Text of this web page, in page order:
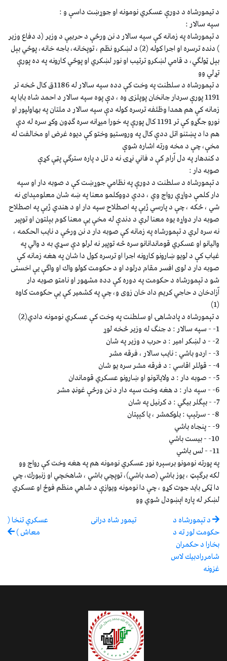
د تيمورشاه د دورې عسكري نومونه او جوړښت داسې و :
سپه سالار :
د تېمورشاه په زمانه كې سپه سالار د نن ورځې د حربيې د وزير (د دفاع وزير
) دنده ترسره او اجرا كوله (2) د لښكرو نظم ، توپخانه، باجه خانه، پوځي بېل
بېل ټولګي، د قامي لښكرو ترتيب او نور لښكري او پوځي كارونه په ده پورې
تړلي وو
د تېمورشاه د سلطنت په وخت كې دده سپه سالار له 1186ق كال څخه تر
1191 پورې سردار جانخان پوپلزى وه ، دې پوه سپه سالار د احمد شاه بابا په
زمانه كې هم همدا وظئفه ترسره كوله دې سپه سالار د ملتان په بهاولپور او
نورو جګړو كې تر 1191 كال پورې په خورا ميړانه سره ګډون وكړ سره له دې
هم دا د پښتنو اتل ددې كال په وروستيو وختو كې ديوه غرض او مخالفت له
مخې، چې د مخه ورته اشاره شوې
د كندهار په دل اّرام كې د فاني نړۍ نه د تل د پاره سترګې پټې كړې
صوبه دار :
د تېمورشاه د سلطنت د دورې په نظامي جوړښت كې د صوبه دار او سپه
دار كلمې دواړې رواج وې ، ددې دووكلمو معنا په ښه شان معلومېداى نه
شي ، ځكه ، چې د پارسي ژبې په اصطلاح سپه دار او د هندي ژبې په اصطلاح
صوبه دار دواړه يوه معنا لري د دندې له مخې يې معنا كوم بېلتون او توپير
نه سره لري د تېمورشاه په زمانه كې صوبه دار د نن ورځې د نايب الحكمه ،
واليانو او عسكري قوماندانانو سره څه توپير نه لرلو دې سړي به د والي په
غياب كې د لويو ښارونو كارونه اجرا او ترسره كول دا شان په هغه زمانه كې
صوبه دار د لوى افسر مقام درلود او د حكومت كولو واك او واګې يې اخستى
شو د تېمورشاه د حكومت په دوره كې دده مشهور او نامتو صوبه دار
اّزادخان د حاجي كريم داد خان زوى و، چې په كشمير كې يې حكومت كاوه
(1)
د تېمورشاه د پادشاهۍ او سلطنت په وخت كې عسكري نومونه دادي(2)
1- - سپه سالار : د جنګ له وزير څخه لوړ
2- - د لښكر امير : د حرب د وزير په شان
3- - اردو باشي : نايب سالار ، فرقه مشر
4- - قوللر اقاسي : د فرقه مشر سره يو شان
5- - صوبه دار : د ولاياتونو او ښارونو عسكري قوماندان
6- - سپه دار : د هغه وخت سپه دار د نن ورځې غونډ مشر
7- - بېګلر بيګي : د كرنيل په شان
8- - سرتېپ : بلوكمشر ، يا كېپتان
9- - پنجاه باشي
10- - بيست باشي
11- - لس باشي
په پورته نومونو برسېره نور عسكري نومونه هم په هغه وخت كې رواج وو
لكه برګېټ ، يوز باشي (صد باشي)، توپچي باشي ، شاهخچي او زنبورك، چي
دا ټكى بايد جوت كړو ، چې دا نومونه ويوازې د شاهي منظم فوځ او عسكري
لښكر له پاره اېښودل شوي وو
د تېمورشاه د
حكومت لور ته د
بخارا د حكمران
شامررادبيك لاس
غزونه
تيمور شاه درانى
عسكري تنخا (
معاش )